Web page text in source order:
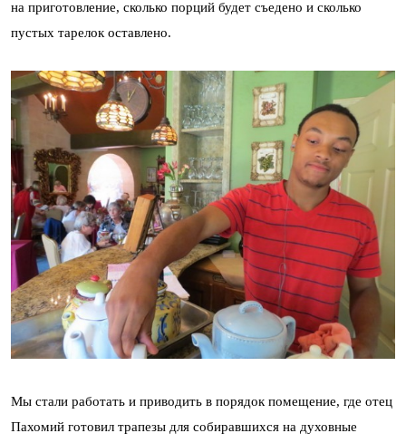
на приготовление, сколько порций будет съедено и сколько
пустых тарелок оставлено.
Мы стали работать и приводить в порядок помещение, где отец
Пахомий готовил трапезы для собиравшихся на духовные